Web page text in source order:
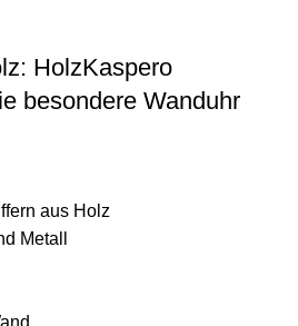
HolzKaspero
besondere Wanduhr
aus Holz
Metall